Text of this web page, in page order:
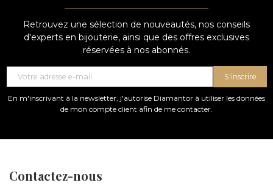
Retrouvez une sélection de nouveautés, nos conseils
d'experts en bijouterie, ainsi que des offres exclusives
réservées à nos abonnés.
S'inscrire
En m'inscrivant à la newsletter, j'autorise Diamantor à utiliser les données
de mon compte client afin de me contacter.
Contactez-nous